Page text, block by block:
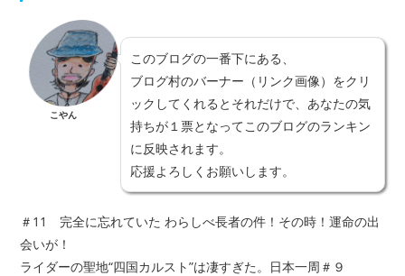
こやん
このブログの一番下にある、
ブログ村のバーナー（リンク画像）をクリ
ックしてくれるとそれだけで、あなたの気
持ちが１票となってこのブログのランキン
に反映されます。
応援よろしくお願いします。
＃11 完全に忘れていた わらしべ長者の件！その時！運命の出
会いが！
ライダーの聖地“四国カルスト”は凄すぎた。日本一周＃９